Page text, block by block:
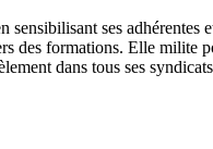
sensibilisant ses adhérentes
des formations. Elle milite
dans tous ses